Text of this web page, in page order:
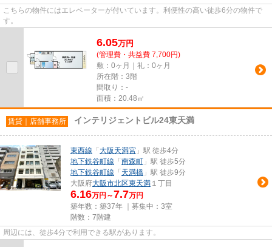
こちらの物件にはエレベーターが付いています。利便性の高い徒歩6分の物件で
す。
6.05万円
(管理費・共益費 7,700円)
敷：0ヶ月｜礼：0ヶ月
所在階：3階
間取り：-
面積：20.48㎡
賃貸｜店舗事務所 インテリジェントビル24東天満
東西線 「 大阪天満宮 」駅 徒歩4分
地下鉄谷町線 「 南森町 」駅 徒歩5分
地下鉄谷町線 「 天満橋 」駅 徒歩9分
大阪府大阪市北区東天満 １丁目
6.16万円～7.7万円
築年数：築37年 ｜募集中： 3室
階数：7階建
周辺には、徒歩4分で利用できる駅があります。